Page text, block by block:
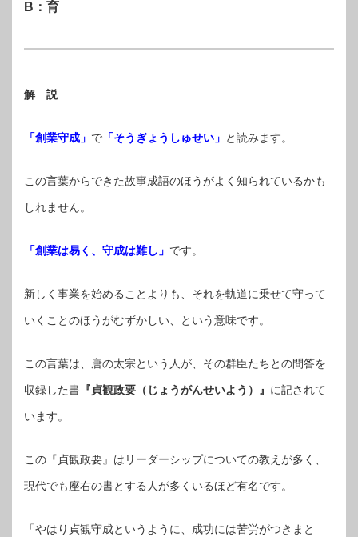
B：育
解 説
「創業守成」 で 「そうぎょうしゅせい」 と読みます。
この言葉からできた故事成語のほうがよく知られているかも
しれません。
「創業は易く、守成は難し」 です。
新しく事業を始めることよりも、それを軌道に乗せて守って
いくことのほうがむずかしい、という意味です。
この言葉は、唐の太宗という人が、その群臣たちとの問答を
収録した書 『貞観政要（じょうがんせいよう）』 に記されて
います。
この『貞観政要』はリーダーシップについての教えが多く、
現代でも座右の書とする人が多くいるほど有名です。
「やはり貞観守成というように、成功には苦労がつきまと